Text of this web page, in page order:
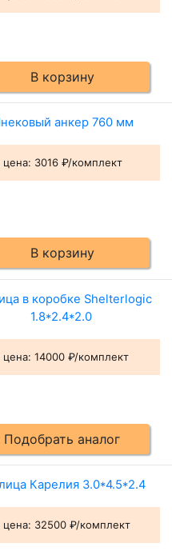
В корзину
анкер 760 мм
3016 ₽/комплект
В корзину
в коробке Shelterlogic
1.8*2.4*2.0
14000 ₽/комплект
Подобрать аналог
Карелия 3.0*4.5*2.4
32500 ₽/комплект